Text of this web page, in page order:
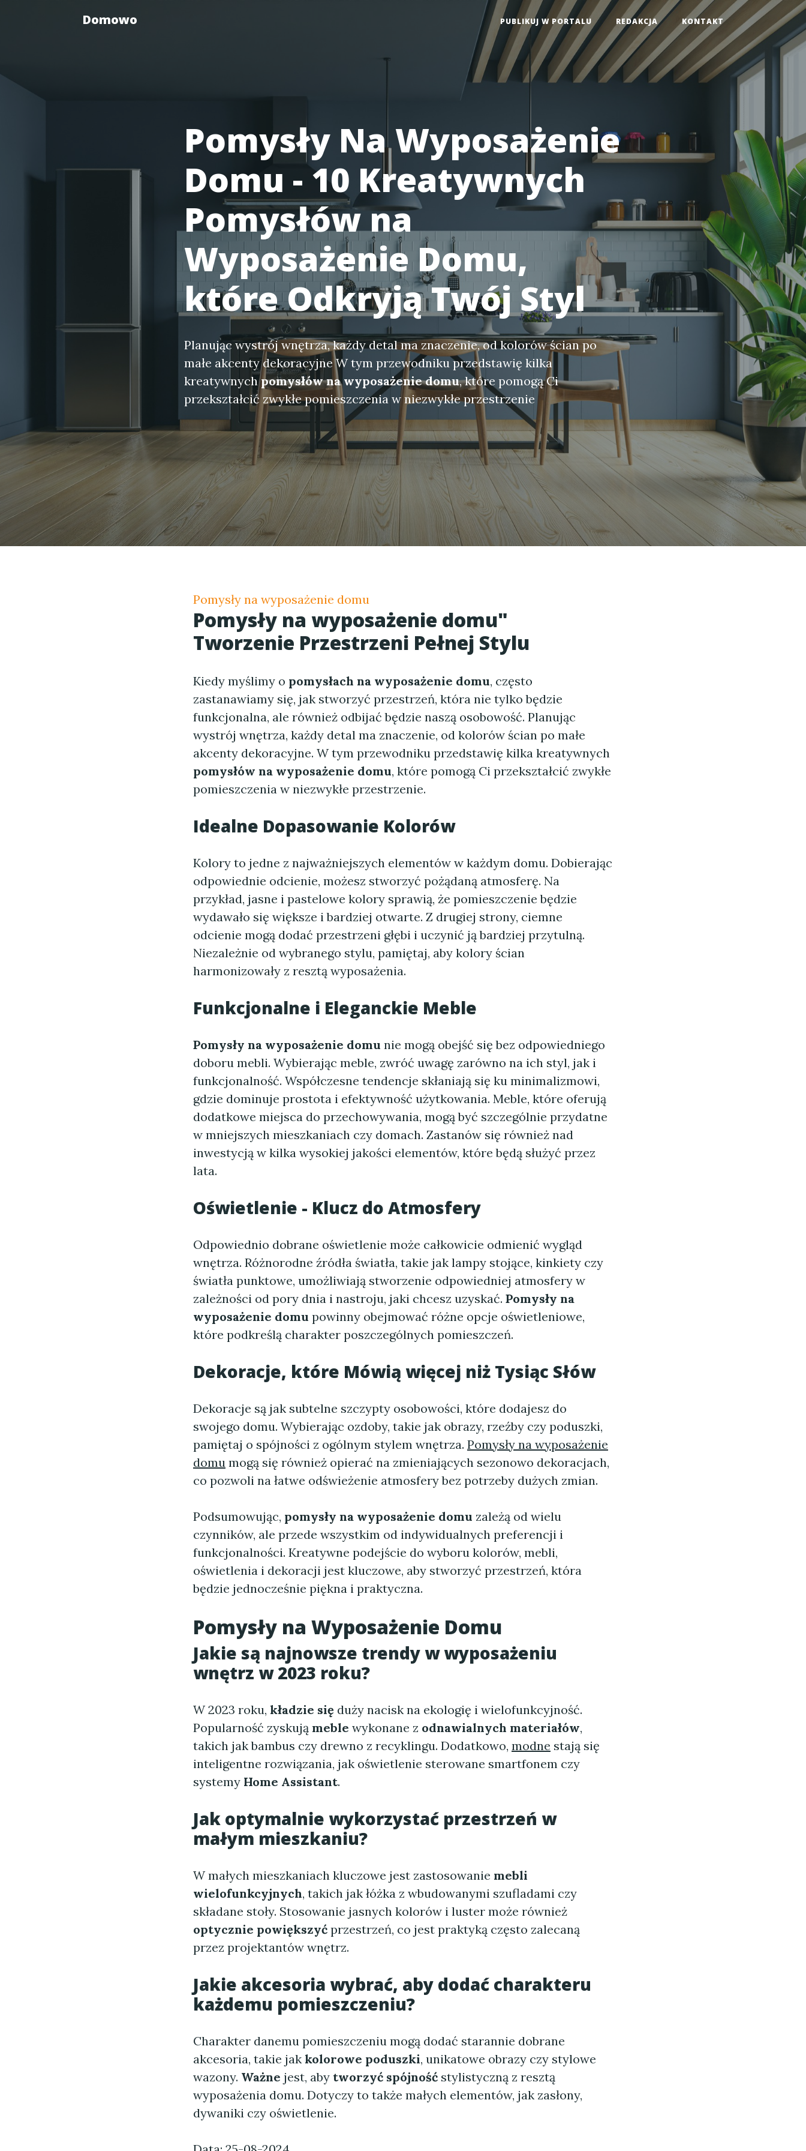
Domowo PUBLIKUJ W PORTALU REDAKCJA KONTAKT
Pomysły Na Wyposażenie
Domu - 10 Kreatywnych
Pomysłów na
Wyposażenie Domu,
które Odkryją Twój Styl
Planując wystrój wnętrza, każdy detal ma znaczenie, od kolorów ścian po
małe akcenty dekoracyjne W tym przewodniku przedstawię kilka
kreatywnychpomysłów na wyposażenie domu, które pomogą Ci
przekształcić zwykłe pomieszczenia w niezwykłe przestrzenie
Pomysły na wyposażenie domu
Pomysły na wyposażenie domu"
Tworzenie Przestrzeni Pełnej Stylu
Kiedy myślimy o pomysłach na wyposażenie domu, często
zastanawiamy się, jak stworzyć przestrzeń, która nie tylko będzie
funkcjonalna, ale również odbijać będzie naszą osobowość. Planując
wystrój wnętrza, każdy detal ma znaczenie, od kolorów ścian po małe
akcenty dekoracyjne. W tym przewodniku przedstawię kilka kreatywnych
pomysłów na wyposażenie domu, które pomogą Ci przekształcić zwykłe
pomieszczenia w niezwykłe przestrzenie.
Idealne Dopasowanie Kolorów
Kolory to jedne z najważniejszych elementów w każdym domu. Dobierając
odpowiednie odcienie, możesz stworzyć pożądaną atmosferę. Na
przykład, jasne i pastelowe kolory sprawią, że pomieszczenie będzie
wydawało się większe i bardziej otwarte. Z drugiej strony, ciemne
odcienie mogą dodać przestrzeni głębi i uczynić ją bardziej przytulną.
Niezależnie od wybranego stylu, pamiętaj, aby kolory ścian
harmonizowały z resztą wyposażenia.
Funkcjonalne i Eleganckie Meble
Pomysły na wyposażenie domu nie mogą obejść się bez odpowiedniego
doboru mebli. Wybierając meble, zwróć uwagę zarówno na ich styl, jak i
funkcjonalność. Współczesne tendencje skłaniają się ku minimalizmowi,
gdzie dominuje prostota i efektywność użytkowania. Meble, które oferują
dodatkowe miejsca do przechowywania, mogą być szczególnie przydatne
w mniejszych mieszkaniach czy domach. Zastanów się również nad
inwestycją w kilka wysokiej jakości elementów, które będą służyć przez
lata.
Oświetlenie - Klucz do Atmosfery
Odpowiednio dobrane oświetlenie może całkowicie odmienić wygląd
wnętrza. Różnorodne źródła światła, takie jak lampy stojące, kinkiety czy
światła punktowe, umożliwiają stworzenie odpowiedniej atmosfery w
zależności od pory dnia i nastroju, jaki chcesz uzyskać. Pomysły na
wyposażenie domu powinny obejmować różne opcje oświetleniowe,
które podkreślą charakter poszczególnych pomieszczeń.
Dekoracje, które Mówią więcej niż Tysiąc Słów
Dekoracje są jak subtelne szczypty osobowości, które dodajesz do
swojego domu. Wybierając ozdoby, takie jak obrazy, rzeźby czy poduszki,
pamiętaj o spójności z ogólnym stylem wnętrza. Pomysły na wyposażenie
domu mogą się również opierać na zmieniających sezonowo dekoracjach,
co pozwoli na łatwe odświeżenie atmosfery bez potrzeby dużych zmian.
Podsumowując, pomysły na wyposażenie domu zależą od wielu
czynników, ale przede wszystkim od indywidualnych preferencji i
funkcjonalności. Kreatywne podejście do wyboru kolorów, mebli,
oświetlenia i dekoracji jest kluczowe, aby stworzyć przestrzeń, która
będzie jednocześnie piękna i praktyczna.
Pomysły na Wyposażenie Domu
Jakie są najnowsze trendy w wyposażeniu
wnętrz w 2023 roku?
W 2023 roku, kładzie się duży nacisk na ekologię i wielofunkcyjność.
Popularność zyskują meble wykonane z odnawialnych materiałów,
takich jak bambus czy drewno z recyklingu. Dodatkowo, modne stają się
inteligentne rozwiązania, jak oświetlenie sterowane smartfonem czy
systemy Home Assistant.
Jak optymalnie wykorzystać przestrzeń w
małym mieszkaniu?
W małych mieszkaniach kluczowe jest zastosowanie mebli
wielofunkcyjnych, takich jak łóżka z wbudowanymi szufladami czy
składane stoły. Stosowanie jasnych kolorów i luster może również
optycznie powiększyć przestrzeń, co jest praktyką często zalecaną
przez projektantów wnętrz.
Jakie akcesoria wybrać, aby dodać charakteru
każdemu pomieszczeniu?
Charakter danemu pomieszczeniu mogą dodać starannie dobrane
akcesoria, takie jak kolorowe poduszki, unikatowe obrazy czy stylowe
wazony. Ważne jest, aby tworzyć spójność stylistyczną z resztą
wyposażenia domu. Dotyczy to także małych elementów, jak zasłony,
dywaniki czy oświetlenie.